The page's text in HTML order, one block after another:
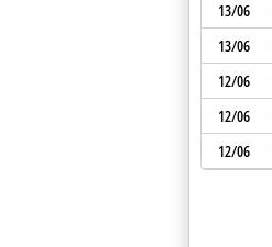
13/06
13/06
12/06
12/06
12/06